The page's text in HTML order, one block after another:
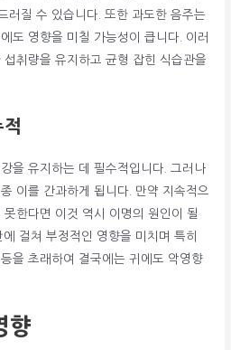
러질 수 있습니다. 또한 과도한 음주는
도 영향을 미칠 가능성이 큽니다. 이러
취량을 유지하고 균형 잡힌 식습관을
을 유지하는 데 필수적입니다. 그러나
이를 간과하게 됩니다. 만약 지속적으
한다면 이것 역시 이명의 원인이 될
걸쳐 부정적인 영향을 미치며 특히
을 초래하여 결국에는 귀에도 악영향
향